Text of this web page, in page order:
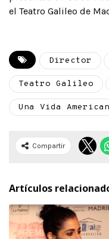
el Teatro Galileo de
Director
Teatro Galileo
Una Vida
Compartir
Artículos